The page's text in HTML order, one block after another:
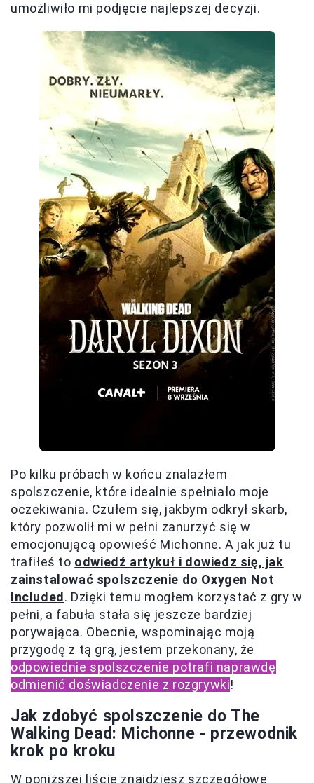
umożliwiło mi podjęcie najlepszej decyzji.
Po kilku próbach w końcu znalazłem
spolszczenie, które idealnie spełniało moje
oczekiwania. Czułem się, jakbym odkrył skarb,
który pozwolił mi w pełni zanurzyć się w
emocjonującą opowieść Michonne. A jak już tu
trafiłeś to odwiedź artykuł i dowiedz się, jak
zainstalować spolszczenie do Oxygen Not
Included . Dzięki temu mogłem korzystać z gry w
pełni, a fabuła stała się jeszcze bardziej
porywająca. Obecnie, wspominając moją
przygodę z tą grą, jestem przekonany, że
odpowiednie spolszczenie potrafi naprawdę
odmienić doświadczenie z rozgrywki!
Jak zdobyć spolszczenie do The
Walking Dead: Michonne - przewodnik
krok po kroku
W poniższej liście znajdziesz szczegółowe